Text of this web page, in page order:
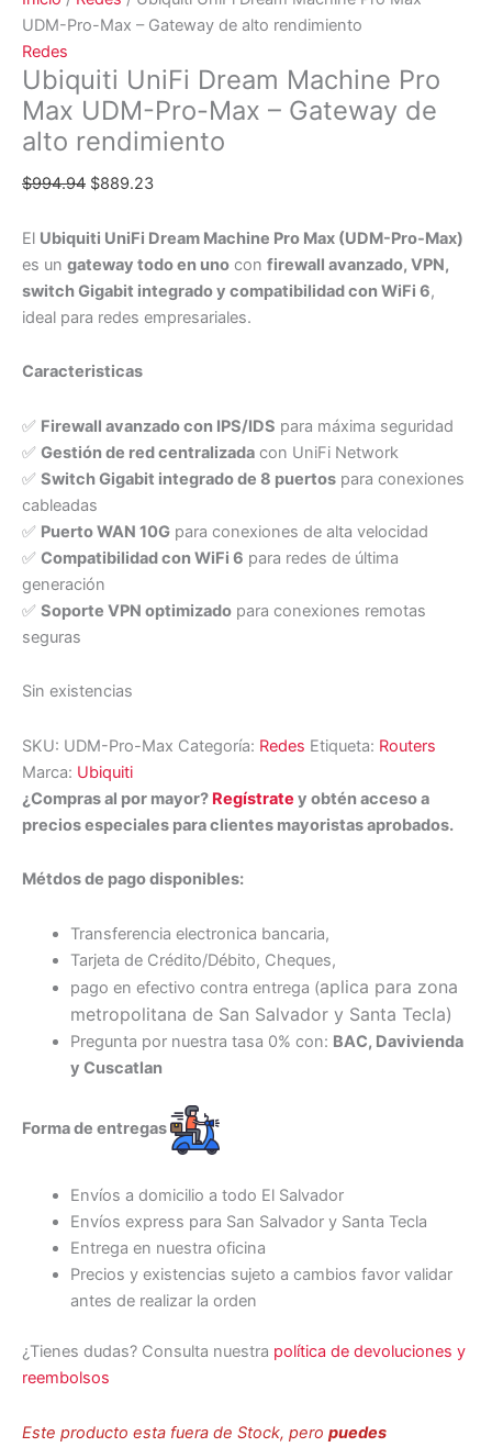
UDM-Pro-Max – Gateway de alto rendimiento
Redes
Ubiquiti UniFi Dream Machine Pro
Max UDM-Pro-Max – Gateway de
alto rendimiento
$994.94 $889.23
El Ubiquiti UniFi Dream Machine Pro Max (UDM-Pro-Max)
es un gateway todo en uno con firewall avanzado, VPN,
switch Gigabit integrado y compatibilidad con WiFi 6,
ideal para redes empresariales.
Caracteristicas
✅ Firewall avanzado con IPS/IDS para máxima seguridad
✅ Gestión de red centralizada con UniFi Network
✅ Switch Gigabit integrado de 8 puertos para conexiones
cableadas
✅ Puerto WAN 10G para conexiones de alta velocidad
✅ Compatibilidad con WiFi 6 para redes de última
generación
✅ Soporte VPN optimizado para conexiones remotas
seguras
Sin existencias
SKU: UDM-Pro-Max Categoría: Redes Etiqueta: Routers
Marca: Ubiquiti
¿Compras al por mayor? Regístrate y obtén acceso a
precios especiales para clientes mayoristas aprobados.
Métdos de pago disponibles:
Transferencia electronica bancaria,
Tarjeta de Crédito/Débito, Cheques,
pago en efectivo contra entrega (aplica para zona
metropolitana de San Salvador y Santa Tecla)
Pregunta por nuestra tasa 0% con: BAC, Davivienda
y Cuscatlan
Forma de entregas
Envíos a domicilio a todo El Salvador
Envíos express para San Salvador y Santa Tecla
Entrega en nuestra oficina
Precios y existencias sujeto a cambios favor validar
antes de realizar la orden
¿Tienes dudas? Consulta nuestra política de devoluciones y
reembolsos
Este producto esta fuera de Stock, pero puedes